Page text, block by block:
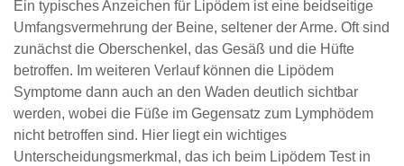
Ein typisches Anzeichen für Lipödem ist eine beidseitige
Umfangsvermehrung der Beine, seltener der Arme. Oft sind
zunächst die Oberschenkel, das Gesäß und die Hüfte
betroffen. Im weiteren Verlauf können die Lipödem
Symptome dann auch an den Waden deutlich sichtbar
werden, wobei die Füße im Gegensatz zum Lymphödem
nicht betroffen sind. Hier liegt ein wichtiges
Unterscheidungsmerkmal, das ich beim Lipödem Test in